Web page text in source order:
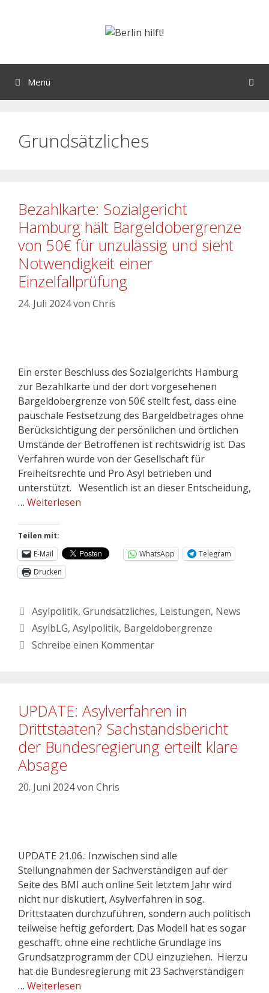
Menü
Grundsätzliches
Bezahlkarte: Sozialgericht
Hamburg hält Bargeldobergrenze
von 50€ für unzulässig und sieht
Notwendigkeit einer
Einzelfallprüfung
24. Juli 2024von Chris
Ein erster Beschluss des Sozialgerichts Hamburg
zur Bezahlkarte und der dort vorgesehenen
Bargeldobergrenze von 50€ stellt fest, dass eine
pauschale Festsetzung des Bargeldbetrages ohne
Berücksichtigung der persönlichen und örtlichen
Umstände der Betroffenen ist rechtswidrig ist. Das
Verfahren wurde von der Gesellschaft für
Freiheitsrechte und Pro Asyl betrieben und
unterstützt. Wesentlich ist an dieser Entscheidung,
… Weiterlesen
Teilen mit:
E-Mail
WhatsApp
Telegram
Drucken
Asylpolitik, Grundsätzliches, Leistungen, News
AsylbLG, Asylpolitik, Bargeldobergrenze
Schreibe einen Kommentar
UPDATE: Asylverfahren in
Drittstaaten? Sachstandsbericht
der Bundesregierung erteilt klare
Absage
20. Juni 2024von Chris
UPDATE 21.06.: Inzwischen sind alle
Stellungnahmen der Sachverständigen auf der
Seite des BMI auch online Seit letztem Jahr wird
nicht nur diskutiert, Asylverfahren in sog.
Drittstaaten durchzuführen, sondern auch politisch
teilweise heftig gefordert. Das Modell hat es sogar
geschafft, ohne eine rechtliche Grundlage ins
Grundsatzprogramm der CDU einzuziehen. Hierzu
hat die Bundesregierung mit 23 Sachverständigen
… Weiterlesen